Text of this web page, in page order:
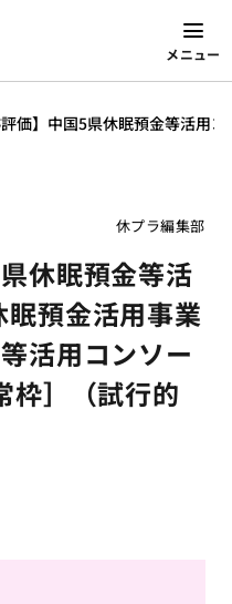
メニュー
評価】中国5県休眠預金等活用
休プラ編集部
休眠預金等活
預金活用事業
活用コンソー
枠］（試行的